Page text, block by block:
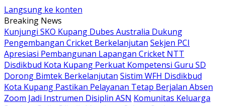
Langsung ke konten
Breaking News
Kunjungi SKO Kupang Dubes Australia Dukung
Pengembangan Cricket Berkelanjutan Sekjen PCI
Apresiasi Pembangunan Lapangan Cricket NTT
Disdikbud Kota Kupang Perkuat Kompetensi Guru SD
Dorong Bimtek Berkelanjutan Sistim WFH Disdikbud
Kota Kupang Pastikan Pelayanan Tetap Berjalan Absen
Zoom Jadi Instrumen Disiplin ASN Komunitas Keluarga